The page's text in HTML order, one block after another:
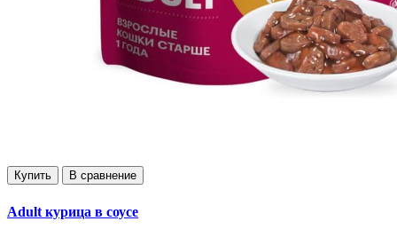
Купить В сравнение
Adult курица в соусе